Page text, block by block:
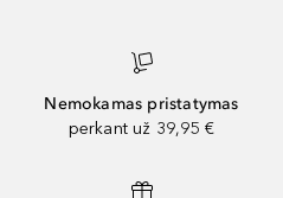
Nemokamas pristatymas
perkant už 39,95 €